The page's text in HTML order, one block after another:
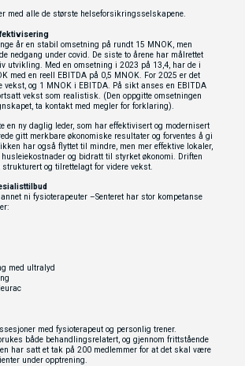
med alle de største helseforsikringsselskapene.
år en stabil omsetning på rundt 15 MNOK, men
nedgang under covid. De siste to årene har målrettet
utvikling. Med en omsetning i 2023 på 13,4, har de i
med en reell EBITDA på 0,5 MNOK. For 2025 er det
vekst, og 1 MNOK i EBITDA. På sikt anses en EBITDA
vekst som realistisk. (Den oppgitte omsetningen
ta kontakt med megler for forklaring).
en ny daglig leder, som har effektivisert og modernisert
gitt merkbare økonomiske resultater og forventes å gi
har også flyttet til mindre, men mer effektive lokaler,
og bidratt til styrket økonomi. Driften
og tilrettelagt for videre vekst.
ni fysioterapeuter –Senteret har stor kompetanse
med ultralyd
med fysioterapeut og personlig trener.
både behandlingsrelatert, og gjennom frittstående
har satt et tak på 200 medlemmer for at det skal være
under opptrening.